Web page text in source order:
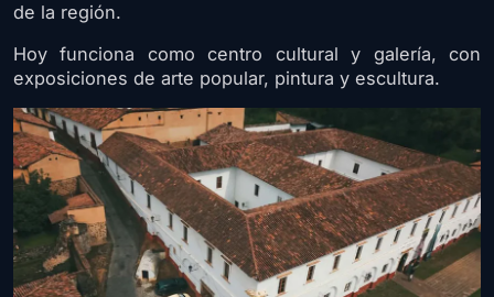
de la región.
Hoy funciona como centro cultural y galería, con
exposiciones de arte popular, pintura y escultura.